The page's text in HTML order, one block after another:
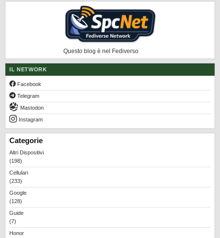
POCO
PRIVACY
REALME
RUMORS
SAMSUNG
SICUREZZA
SVILUPPARE ANDROID
XIAOMI
Questo blog è nel Fediverso
IL NETWORK
Facebook
Telegram
Mastodon
Instagram
Categorie
Altri Dispositivi
(198)
Cellulari
(233)
Google
(128)
Guide
(7)
Honor